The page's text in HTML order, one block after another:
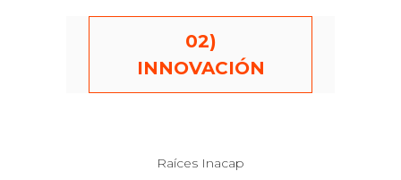
02)
INNOVACIÓN
Raíces Inacap